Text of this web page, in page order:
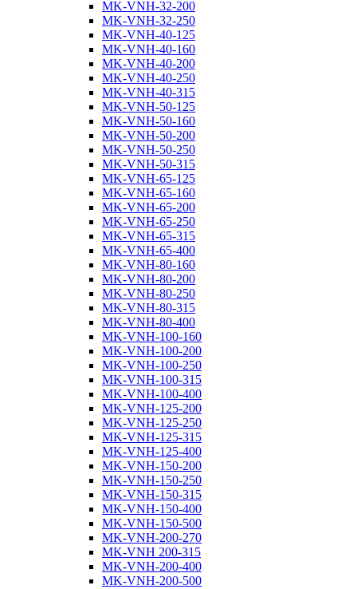
MK-VNH-32-200
MK-VNH-32-250
MK-VNH-40-125
MK-VNH-40-160
MK-VNH-40-200
MK-VNH-40-250
MK-VNH-40-315
MK-VNH-50-125
MK-VNH-50-160
MK-VNH-50-200
MK-VNH-50-250
MK-VNH-50-315
MK-VNH-65-125
MK-VNH-65-160
MK-VNH-65-200
MK-VNH-65-250
MK-VNH-65-315
MK-VNH-65-400
MK-VNH-80-160
MK-VNH-80-200
MK-VNH-80-250
MK-VNH-80-315
MK-VNH-80-400
MK-VNH-100-160
MK-VNH-100-200
MK-VNH-100-250
MK-VNH-100-315
MK-VNH-100-400
MK-VNH-125-200
MK-VNH-125-250
MK-VNH-125-315
MK-VNH-125-400
MK-VNH-150-200
MK-VNH-150-250
MK-VNH-150-315
MK-VNH-150-400
MK-VNH-150-500
MK-VNH-200-270
MK-VNH 200-315
MK-VNH-200-400
MK-VNH-200-500